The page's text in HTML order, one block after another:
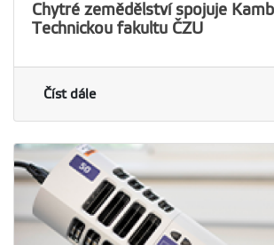
Chytré zemědělství spojuje
Technickou fakultu ČZU
Číst dále